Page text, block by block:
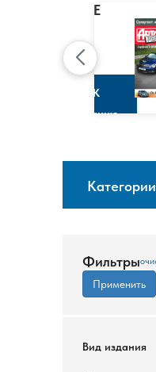
CLAIRE
МАРИ
КЛЭР
К
изданию
Категории
Фильтры
Вид издания